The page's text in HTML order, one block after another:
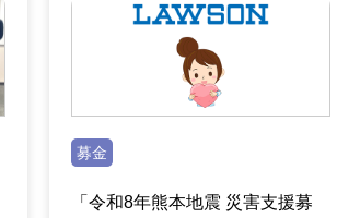
募金
「令和8年熊本地震 災害支援募